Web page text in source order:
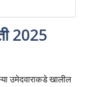
2025
उमेदवाराकडे खालील